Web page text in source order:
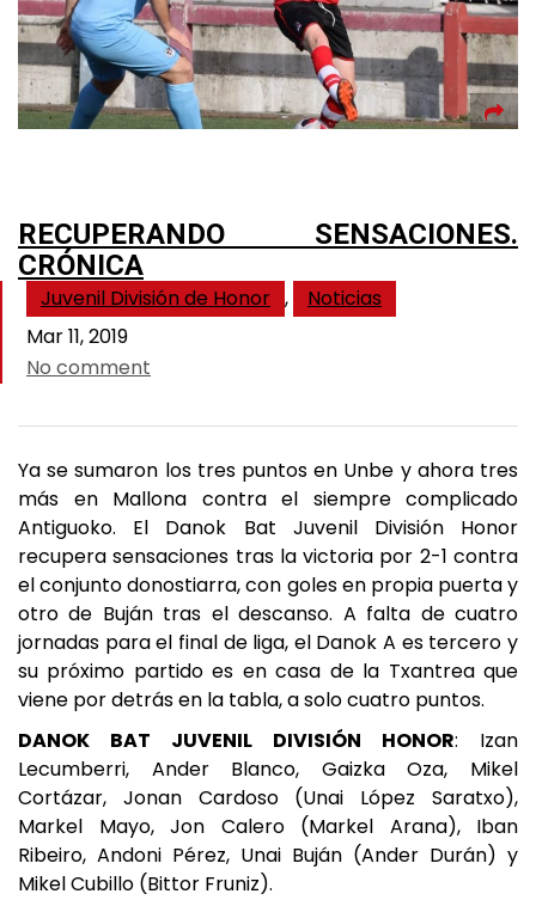
RECUPERANDO SENSACIONES.
CRÓNICA
Juvenil División de Honor ,
Noticias
Mar 11, 2019
No comment
Ya se sumaron los tres puntos en Unbe y ahora tres
más en Mallona contra el siempre complicado
Antiguoko. El Danok Bat Juvenil División Honor
recupera sensaciones tras la victoria por 2-1 contra
el conjunto donostiarra, con goles en propia puerta y
otro de Buján tras el descanso. A falta de cuatro
jornadas para el final de liga, el Danok A es tercero y
su próximo partido es en casa de la Txantrea que
viene por detrás en la tabla, a solo cuatro puntos.
DANOK BAT JUVENIL DIVISIÓN HONOR: Izan
Lecumberri, Ander Blanco, Gaizka Oza, Mikel
Cortázar, Jonan Cardoso (Unai López Saratxo),
Markel Mayo, Jon Calero (Markel Arana), Iban
Ribeiro, Andoni Pérez, Unai Buján (Ander Durán) y
Mikel Cubillo (Bittor Fruniz).